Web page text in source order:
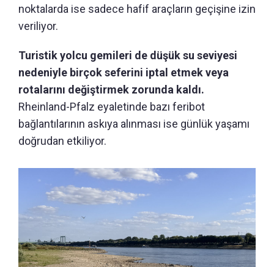
noktalarda ise sadece hafif araçların geçişine izin
veriliyor.
Turistik yolcu gemileri de düşük su seviyesi
nedeniyle birçok seferini iptal etmek veya
rotalarını değiştirmek zorunda kaldı.
Rheinland-Pfalz eyaletinde bazı feribot
bağlantılarının askıya alınması ise günlük yaşamı
doğrudan etkiliyor.